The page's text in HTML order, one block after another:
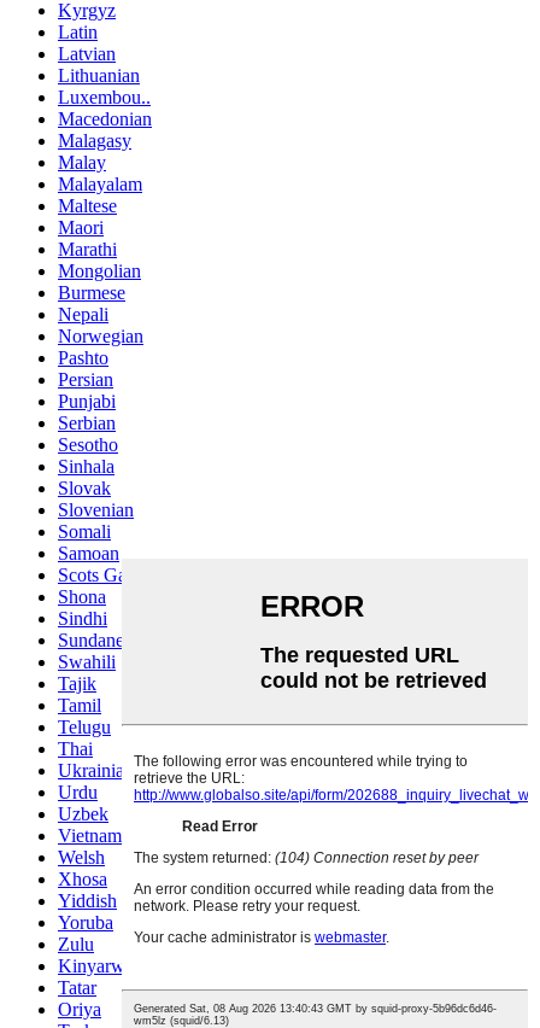
Kyrgyz
Latin
Latvian
Lithuanian
Luxembou..
Macedonian
Malagasy
Malay
Malayalam
Maltese
Maori
Marathi
Mongolian
Burmese
Nepali
Norwegian
Pashto
Persian
Punjabi
Serbian
Sesotho
Sinhala
Slovak
Slovenian
Somali
Samoan
Scots Gaelic
Shona
Sindhi
Sundanese
Swahili
Tajik
Tamil
Telugu
Thai
Ukrainian
Urdu
Uzbek
Vietnamese
Welsh
Xhosa
Yiddish
Yoruba
Zulu
Kinyarwanda
Tatar
Oriya